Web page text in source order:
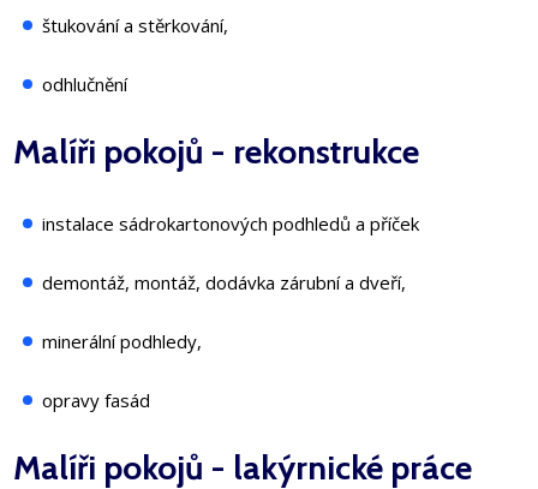
štukování a stěrkování,
odhlučnění
Malíři pokojů - rekonstrukce
instalace sádrokartonových podhledů a příček
demontáž, montáž, dodávka zárubní a dveří,
minerální podhledy,
opravy fasád
Malíři pokojů - lakýrnické práce